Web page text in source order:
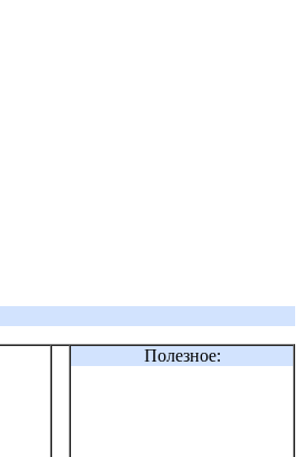
Полезное: